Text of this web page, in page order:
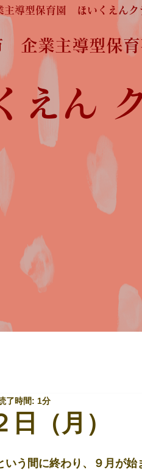
主導型保育園 ほいくえんク
企業主導型保
えん
日（月）
了時間: 1分
いう間に終わり、９月が始